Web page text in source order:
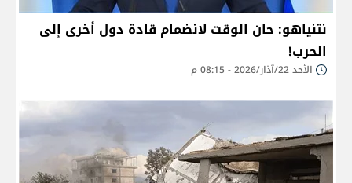
نتنياهو: حان الوقت لانضمام قادة دول أخرى إلى
الحرب!
الأحد 22/آذار/2026 - 08:15 م